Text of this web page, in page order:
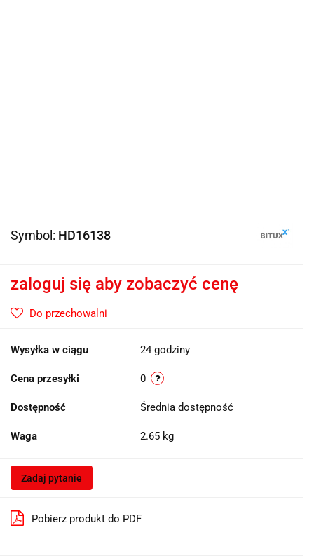
Symbol: HD16138
zaloguj się aby zobaczyć cenę
Do przechowalni
Wysyłka w ciągu 24 godziny
Cena przesyłki 0
Dostępność Średnia dostępność
Waga 2.65 kg
Zadaj pytanie
Pobierz produkt do PDF